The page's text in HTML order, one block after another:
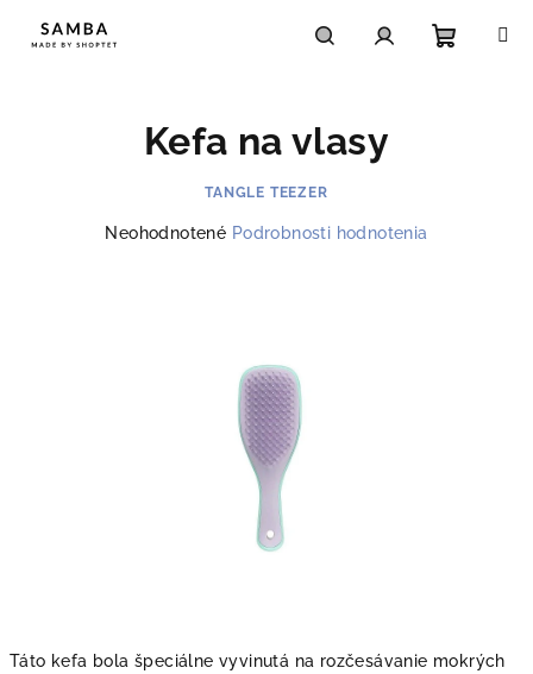
Táto kefa bola špeciálne vyvinutá na rozčesávanie mokrých
Kefa na vlasy
TANGLE TEEZER
Priemerné
Neohodnotené Podrobnosti hodnotenia